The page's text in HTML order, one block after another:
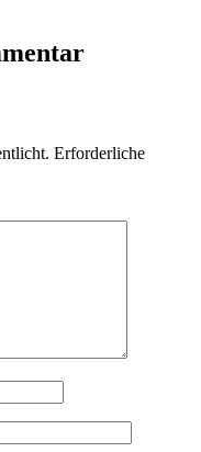
Erforderliche